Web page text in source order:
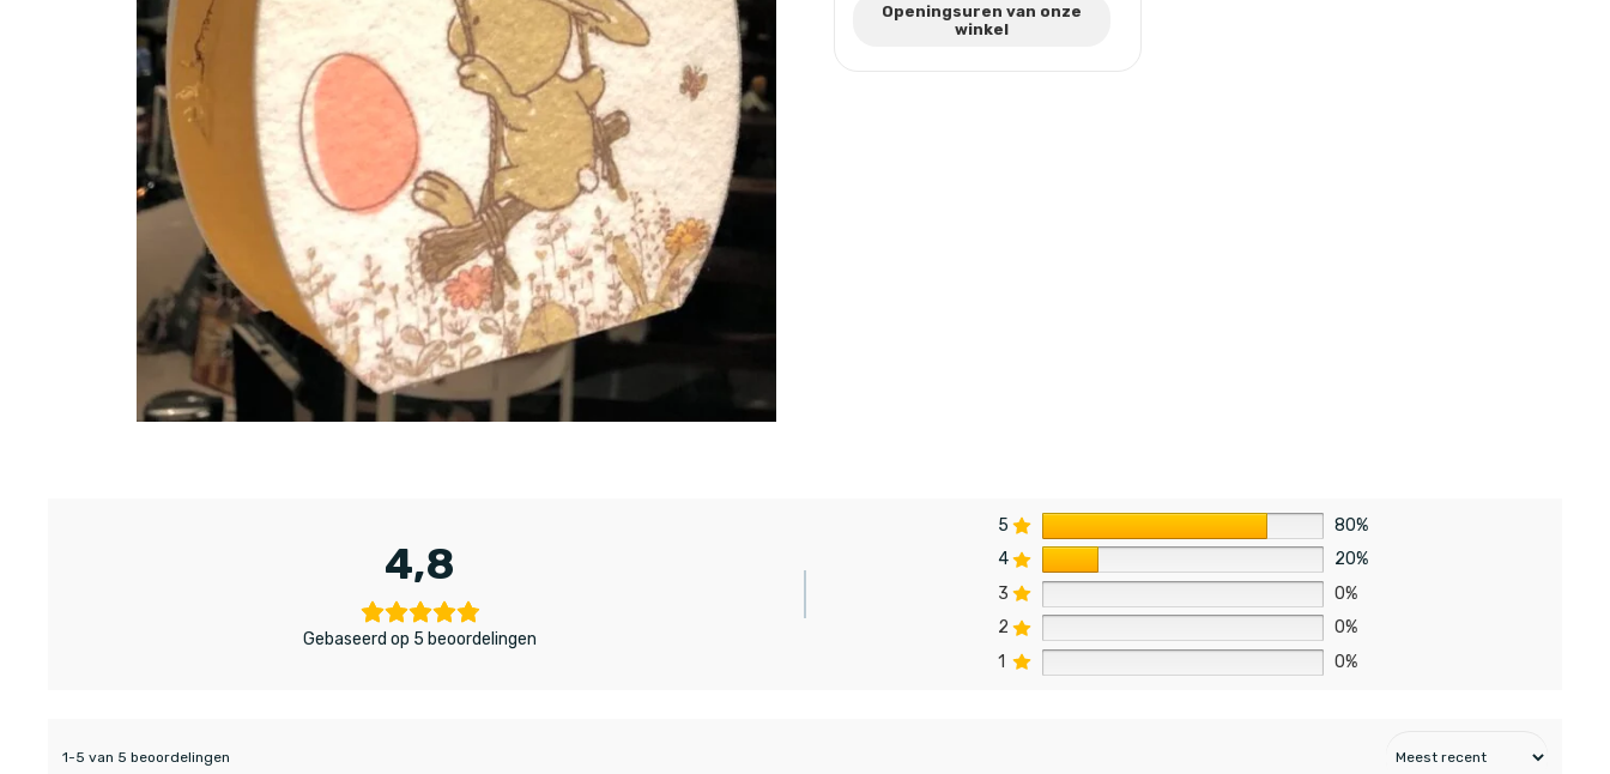
Openingsuren van onze
winkel
4,8
Gebaseerd op 5 beoordelingen
5
80%
4
20%
3
0%
2
0%
1
0%
1-5 van 5 beoordelingen